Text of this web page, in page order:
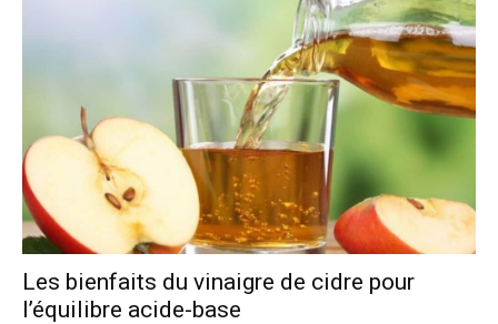
Les bienfaits du vinaigre de cidre pour
l’équilibre acide-base